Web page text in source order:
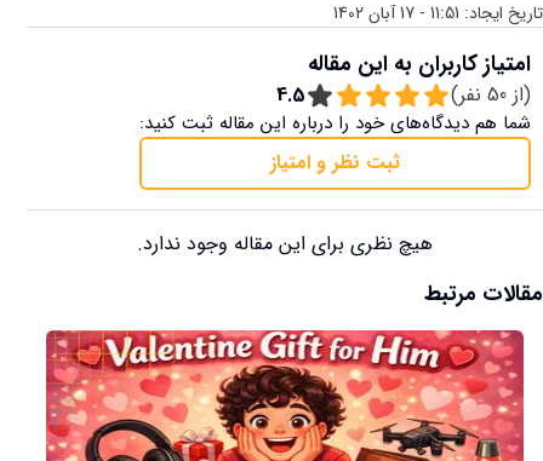
تاریخ ایجاد: 11:51 - 17 آبان 1402
امتیاز کاربران به این مقاله
(از 50 نفر) 4.5
شما هم دیدگاه‌های خود را درباره این مقاله ثبت کنید:
ثبت نظر و امتیاز
هیچ نظری برای این مقاله وجود ندارد.
مقالات مرتبط